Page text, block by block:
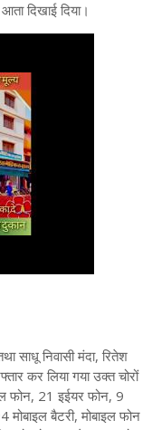
दिखाई दिया।
साधू निवासी मंदा, रितेश
कर लिया गया उक्त चोरों
फोन, 21 इईयर फोन, 9
बैटरी, मोबाइल फोन